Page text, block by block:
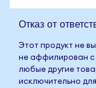
Отказ от
Этот продукт не
не аффилирован с
любые другие
исключительно